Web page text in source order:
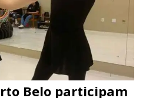
Belo participam